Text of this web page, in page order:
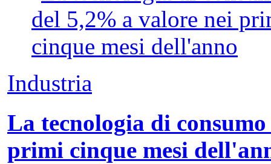
Industria
La tecnologia di
primi cinque mesi